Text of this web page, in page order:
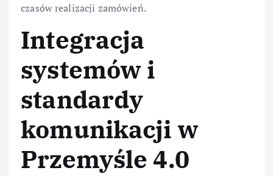
czasów realizacji zamówień.
Integracja
systemów i
standardy
komunikacji w
Przemyśle 4.0